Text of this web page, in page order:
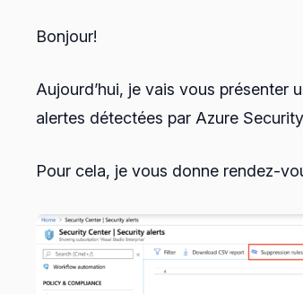
Bonjour!
Aujourd’hui, je vais vous présenter
alertes détectées par Azure
Pour cela, je vous donne rendez-